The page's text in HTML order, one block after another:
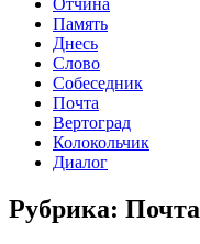
Отчина
Память
Днесь
Слово
Собеседник
Почта
Вертоград
Колокольчик
Диалог
Рубрика: Почта